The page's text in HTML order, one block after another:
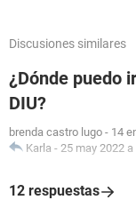
Discusiones similares
¿Dónde puedo
DIU?
brenda castro lugo - 14
Karla - 25 may 2022
12 respuestas